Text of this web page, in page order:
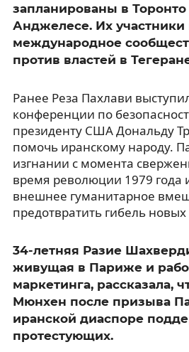
запланированы в
Анджелесе. Их
международное
против властей в
Ранее Реза Пахлави
конференции по
президенту США Дональду
помочь иранскому народу.
изгнании с момента
время революции 1979 года
внешнее гуманитарное
предотвратить гибель
34-летняя Разие
живущая в Париже и
маркетинга, рассказала,
Мюнхен после призыва
иранской диаспоре
протестующих.